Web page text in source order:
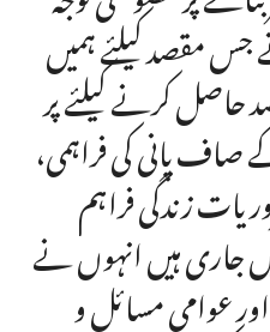
مقصد کیلئے ہمیں
کرنے کیلئے پر
صاف پانی کی فراہمی،
زندگی فراہم
جاری ہیں انہوں نے
عوامی مسائل و